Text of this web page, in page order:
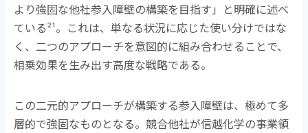
より強固な他社参入障壁の構築を目指す」と明確に述べ
ている²¹。これは、単なる状況に応じた使い分けではな
く、二つのアプローチを意図的に組み合わせることで、
相乗効果を生み出す高度な戦略である。
この二元的アプローチが構築する参入障壁は、極めて多
層的で強固なものとなる。競合他社が信越化学の事業領